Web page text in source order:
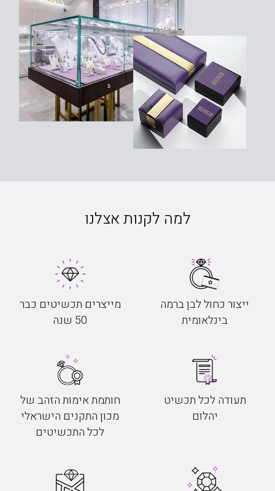
למה לקנות אצלנו
ייצור כחול לבן ברמה
בינלאומית
מייצרים תכשיטים כבר
50 שנה
תעודה לכל תכשיט
יהלום
חותמת אימות הזהב של
מכון התקנים הישראלי
לכל התכשיטים